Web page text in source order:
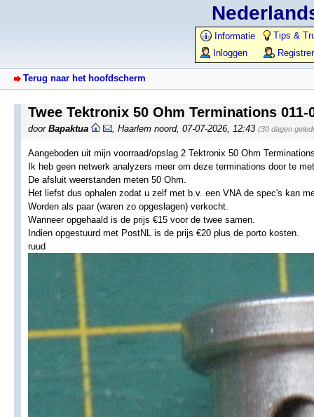
Informatie
Tips &
Inloggen
Terug naar het hoofdscherm
Twee Tektronix 50 Ohm Terminations 011-
door Bapaktua Haarlem noord, 07-07-2026, 12:43 (30 dagen
Aangeboden uit mijn voorraad/opslag 2 Tektronix 50 Ohm
Ik heb geen netwerk analyzers meer om deze terminations door te
De afsluit weerstanden meten 50 Ohm.
Het liefst dus ophalen zodat u zelf met b.v. een VNA de spec's kan
Worden als paar (waren zo opgeslagen) verkocht.
Wanneer opgehaald is de prijs €15 voor de twee samen.
Indien opgestuurd met PostNL is de prijs €20 plus de porto kosten.
ruud